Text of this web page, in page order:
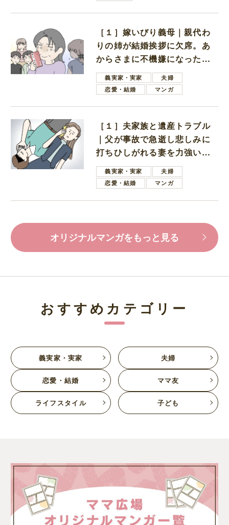
［１］嫁いびり義母｜親代わ
りの姉が結婚挨拶に欠席。あ
からさまに不機嫌になった義
母義実家・実家
夫婦
恋愛・結婚
マンガ
［１］夫家族と遺産トラブル
｜父が事故で急逝し悲しみに
打ちひしがれる妻を力強い言
葉で励ます夫
義実家・実家
夫婦
恋愛・結婚
マンガ
オリジナルマンガをもっと見る
おすすめカテゴリー
義実家・実家 夫婦
恋愛・結婚 ママ友
ライフスタイル 子ども